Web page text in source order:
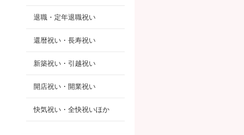
退職・定年退職祝い
還暦祝い・長寿祝い
新築祝い・引越祝い
開店祝い・開業祝い
快気祝い・全快祝いほか